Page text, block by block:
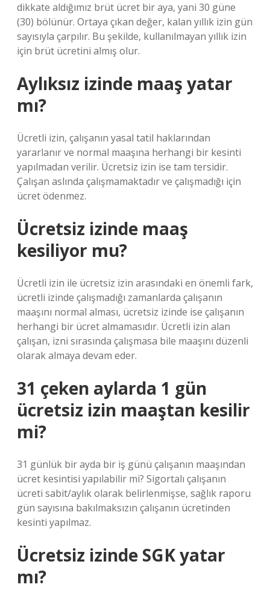
dikkate aldığımız brüt ücret bir aya, yani 30 güne
(30) bölünür. Ortaya çıkan değer, kalan yıllık izin gün
sayısıyla çarpılır. Bu şekilde, kullanılmayan yıllık izin
için brüt ücretini almış olur.
Aylıksız izinde maaş yatar
mı?
Ücretli izin, çalışanın yasal tatil haklarından
yararlanır ve normal maaşına herhangi bir kesinti
yapılmadan verilir. Ücretsiz izin ise tam tersidir.
Çalışan aslında çalışmamaktadır ve çalışmadığı için
ücret ödenmez.
Ücretsiz izinde maaş
kesiliyor mu?
Ücretli izin ile ücretsiz izin arasındaki en önemli fark,
ücretli izinde çalışmadığı zamanlarda çalışanın
maaşını normal alması, ücretsiz izinde ise çalışanın
herhangi bir ücret almamasıdır. Ücretli izin alan
çalışan, izni sırasında çalışmasa bile maaşını düzenli
olarak almaya devam eder.
31 çeken aylarda 1 gün
ücretsiz izin maaştan kesilir
mi?
31 günlük bir ayda bir iş günü çalışanın maaşından
ücret kesintisi yapılabilir mi? Sigortalı çalışanın
ücreti sabit/aylık olarak belirlenmişse, sağlık raporu
gün sayısına bakılmaksızın çalışanın ücretinden
kesinti yapılmaz.
Ücretsiz izinde SGK yatar
mı?